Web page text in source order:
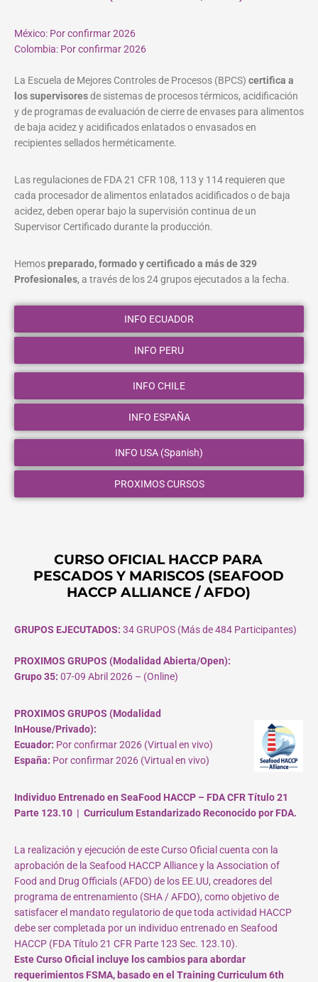
México: Por confirmar 2026
Colombia: Por confirmar 2026
La Escuela de Mejores Controles de Procesos (BPCS) certifica a
los supervisoresde sistemas de procesos térmicos, acidificación
y de programas de evaluación de cierre de envases para alimentos
de baja acidez y acidificados enlatados o envasados en
recipientes sellados herméticamente.
Las regulaciones de FDA 21 CFR 108, 113 y 114 requieren que
cada procesador de alimentos enlatados acidificados o de baja
acidez, deben operar bajo la supervisión continua de un
Supervisor Certificado durante la producción.
Hemospreparado, formado y certificado a más de 329
Profesionales, a través de los 24 grupos ejecutados a la fecha.
INFO ECUADOR
INFO PERU
INFO CHILE
INFO ESPAÑA
INFO USA (Spanish)
PROXIMOS CURSOS
CURSO OFICIAL HACCP PARA
PESCADOS Y MARISCOS (SEAFOOD
HACCP ALLIANCE / AFDO)
GRUPOS EJECUTADOS: 34 GRUPOS (Más de 484 Participantes)
PROXIMOS GRUPOS (Modalidad Abierta/Open):
Grupo 35: 07-09 Abril 2026 – (Online)
PROXIMOS GRUPOS (Modalidad
InHouse/Privado):
Ecuador: Por confirmar 2026 (Virtual en vivo)
España: Por confirmar 2026 (Virtual en vivo)
Individuo Entrenado en SeaFood HACCP – FDA CFR Título 21
Parte 123.10 | Curriculum Estandarizado Reconocido por FDA.
La realización y ejecución de este Curso Oficial cuenta con la
aprobación de la Seafood HACCP Alliance y la Association of
Food and Drug Officials (AFDO) de los EE.UU, creadores del
programa de entrenamiento (SHA / AFDO), como objetivo de
satisfacer el mandato regulatorio de que toda actividad HACCP
debe ser completada por un individuo entrenado en Seafood
HACCP (FDA Título 21 CFR Parte 123 Sec. 123.10).
Este Curso Oficial incluye los cambios para abordar
requerimientos FSMA, basado en el Training Curriculum 6th